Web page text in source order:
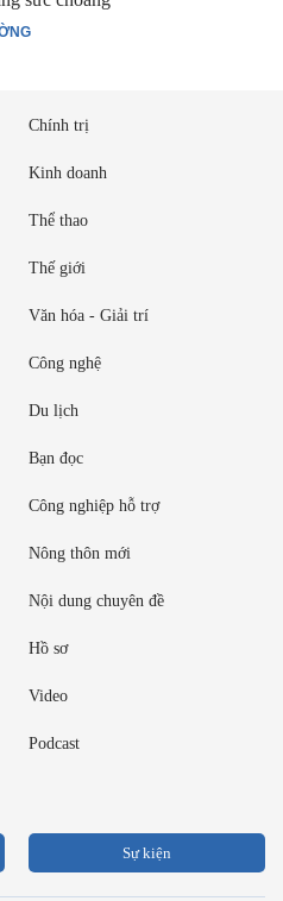
Chính trị
Kinh doanh
Thể thao
Thế giới
Văn hóa - Giải trí
Công nghệ
Du lịch
Bạn đọc
Công nghiệp hỗ trợ
Nông thôn mới
Nội dung chuyên đề
Hồ sơ
Video
Podcast
Sự kiện